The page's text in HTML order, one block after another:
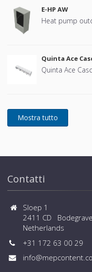
E-HP AW
Heat pump
Quinta Ace
Quinta Ace
Contatti
Sloep 1
2411 CD
Netherlands
+31 172 63 00 29